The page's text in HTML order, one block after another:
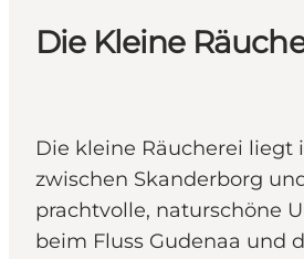
Die Kleine
Die kleine Räucherei liegt
zwischen Skanderborg
prachtvolle, naturschöne
beim Fluss Gudenaa und